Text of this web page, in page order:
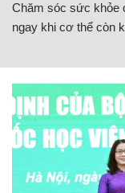
Chăm sóc sức khỏe
ngay khi cơ thể còn